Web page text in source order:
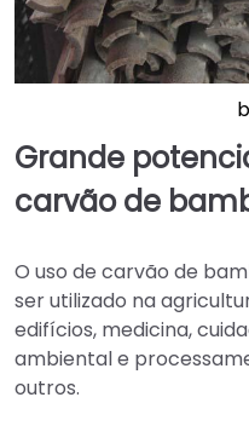
Grande
carvão de
O uso de carvão de
ser utilizado na
edifícios, medicina,
ambiental e
outros.